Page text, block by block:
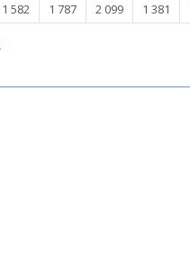
1 582 1 787 2 099 1 381